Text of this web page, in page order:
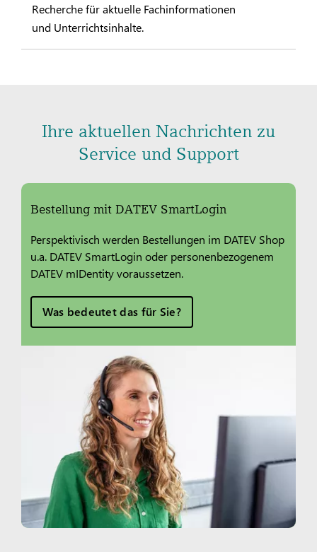
Recherche für aktuelle Fachinformationen
und Unterrichtsinhalte.
Ihre aktuellen Nachrichten zu
Service und Support
Bestellung mit DATEV SmartLogin
Perspektivisch werden Bestellungen im DATEV Shop
u.a. DATEV SmartLogin oder personenbezogenem
DATEV mIDentity voraussetzen.
Was bedeutet das für Sie?